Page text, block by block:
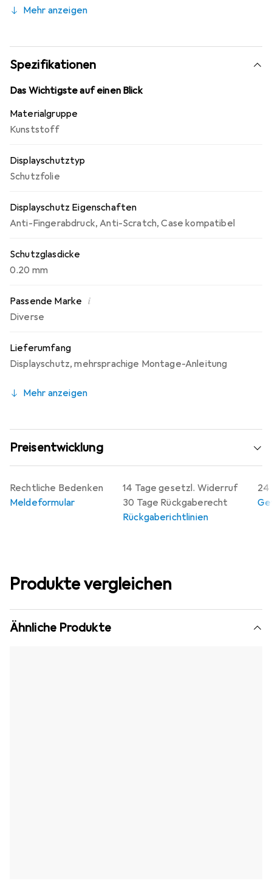
einer sicheren Wahl für den täglichen Gebrauch macht.
Benutzeroberfläche der Smartwatch nahezu
unverändert, während die oleophobische Anti-
Fingerprint-Beschichtung dafür sorgt, dass
Fingerabdrücke und Schmutz minimiert werden. Die
jederzeit rückstandsfrei entfernen. Zudem wird eine
Herstellergarantie von 10 Jahren angeboten, was die
Mehr anzeigen
Spezifikationen
Das Wichtigste auf einen Blick
Materialgruppe
Kunststoff
Displayschutztyp
Schutzfolie
Displayschutz Eigenschaften
Anti-Fingerabdruck,Anti-Scratch,Case kompatibel
Schutzglasdicke
0.20 mm
Passende Marke i
Diverse
Lieferumfang
Displayschutz,mehrsprachige Montage-Anleitung
Mehr anzeigen
Preisentwicklung
14 Tage gesetzl. Widerruf
30 Tage Rückgaberecht
Rückgaberichtlinien
24
Rechtliche Bedenken
Meldeformular
Produkte vergleichen
Ähnliche Produkte